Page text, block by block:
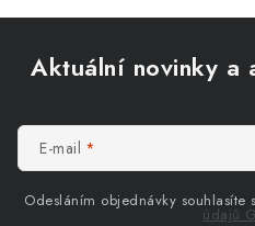
Aktuální novinky a
E-mail
Odesláním objednávky souhlasíte s
údajů
Z